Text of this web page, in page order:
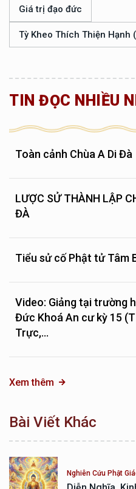
Giá trị đạo đức
Tỳ Kheo Thích Thiện Hạnh
TIN ĐỌC NHIỀU
Toàn cảnh Chùa A Di Đà
LƯỢC SỬ THÀNH LẬP
ĐÀ
Tiểu sử cố Phật tử Tâm
Video: Giảng tại trường
Đức Khoá An cư kỳ 15
Trực,...
Xem thêm
Bài Viết Khác
Nghiên Cứu Phật